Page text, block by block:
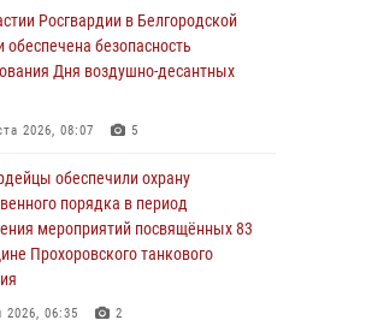
2026, 07:39 1
радиослушателям рассказали
физической культуры в жизни
2026, 06:19
героев‑росгвардейцев увековечили
музейной экспозиции белгородского
«Курская битва.
направление»
Росгвардии в Белгородской
обеспечена безопасность
Дня воздушно-десантных
2026, 08:07 5
обеспечили охрану
порядка в период
мероприятий посвящённых 83
Прохоровского танкового
2026, 06:35 2